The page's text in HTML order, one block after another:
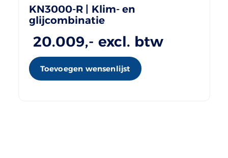
KN3000-R | Klim- en
glijcombinatie
20.009,- excl. btw
Toevoegen wensenlijst